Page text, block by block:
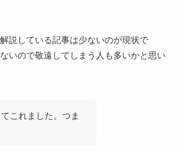
説している記事は少ないのが現状で
いので敬遠してしまう人も多いかと思い
これました。つま